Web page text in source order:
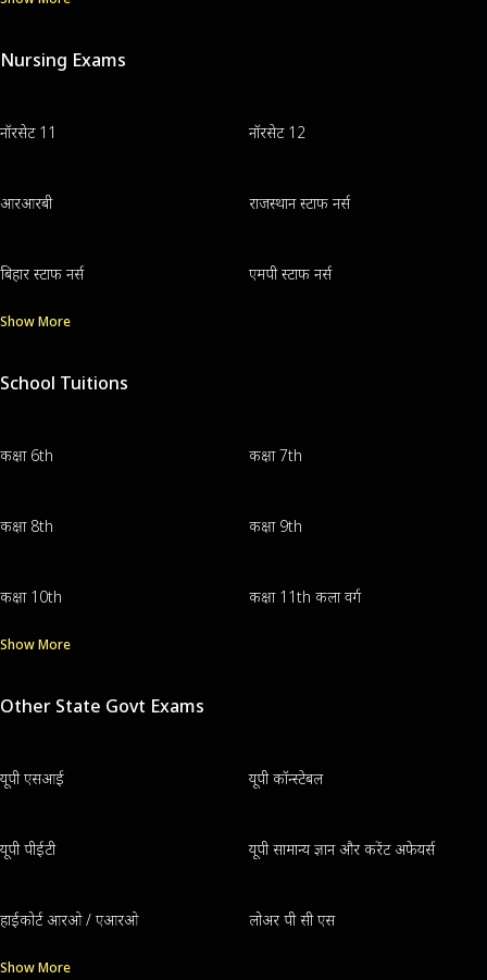
Nursing Exams
नॉरसेट 11 नॉरसेट 12
आरआरबी राजस्थान स्टाफ नर्स
बिहार स्टाफ नर्स एमपी स्टाफ नर्स
Show More
School Tuitions
कक्षा 6th कक्षा 7th
कक्षा 8th कक्षा 9th
कक्षा 10th कक्षा 11th कला वर्ग
Show More
Other State Govt Exams
यूपी एसआई यूपी कॉन्स्टेबल
यूपी पीईटी यूपी सामान्य ज्ञान और करेंट अफेयर्स
हाईकोर्ट आरओ / एआरओ लोअर पी सी एस
Show More